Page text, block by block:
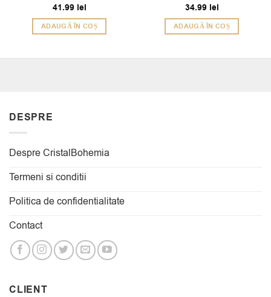
Evaluat la
5din 5
41.99 lei
ADAUGĂ ÎN COȘ
34.99 lei
ADAUGĂ ÎN COȘ
DESPRE
Despre CristalBohemia
Termeni si conditii
Politica de confidentialitate
Contact
CLIENT